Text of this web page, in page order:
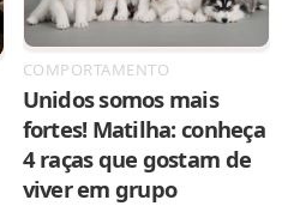
COMPORTAMENTO
Unidos somos mais
fortes! Matilha: conheça
4 raças que gostam de
viver em grupo